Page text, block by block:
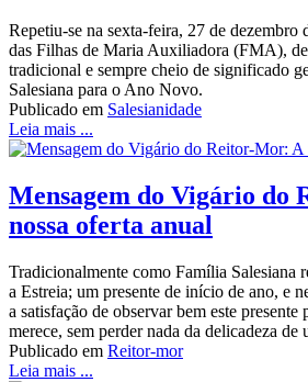
Repetiu-se na sexta-feira, 27 de dezembro
das Filhas de Maria Auxiliadora (FMA),
tradicional e sempre cheio de significado
Salesiana para o Ano Novo.
Publicado em Salesianidade
Leia mais ...
Mensagem do Vigário do
nossa oferta anual
Tradicionalmente como Família Salesiana
a Estreia; um presente de início de ano, e
a satisfação de observar bem este presente
merece, sem perder nada da delicadeza de
Publicado em Reitor-mor
Leia mais ...